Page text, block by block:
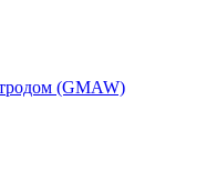
(GMAW)